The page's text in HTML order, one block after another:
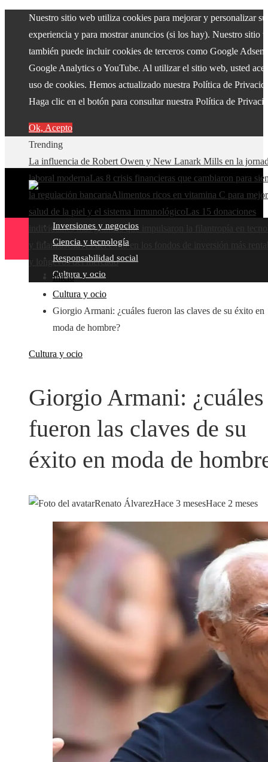
Nuestro sitio web utiliza cookies para mejorar y personalizar su
experiencia y para mostrar anuncios (si los hay). Nuestro sitio
también puede incluir cookies de terceros como Google
Google Analytics o YouTube. Al utilizar el sitio web, usted
uso de cookies. Hemos actualizado nuestra Política de
Haga clic en el botón para consultar nuestra Política de
Ok, Acepto
Trending
La influencia de Robert Owen y New Lanark Mills en la
laboral modernaLas 8 crisis financieras que cambiaron para
la regulación bancariaAlimentos ricos en vitamina C para
salud de la piel y el sistema inmunológicoLas 15 donaciones
individuales más grandes que impulsaron la filantropía en
y finanzasClaves del éxito en los fondos de inversión más
y longevos del mercado
Inversiones y negocios
Ciencia y tecnología
Responsabilidad social
Cultura y ocio
Inicio
Cultura y ocio
Giorgio Armani: ¿cuáles fueron las claves de su éxito en
moda de hombre?
Cultura y ocio
Giorgio Armani: ¿cuáles
fueron las claves de su
éxito en moda de
Renato ÁlvarezHace 3 mesesHace 2 meses